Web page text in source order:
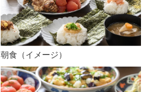
朝食（イメージ）